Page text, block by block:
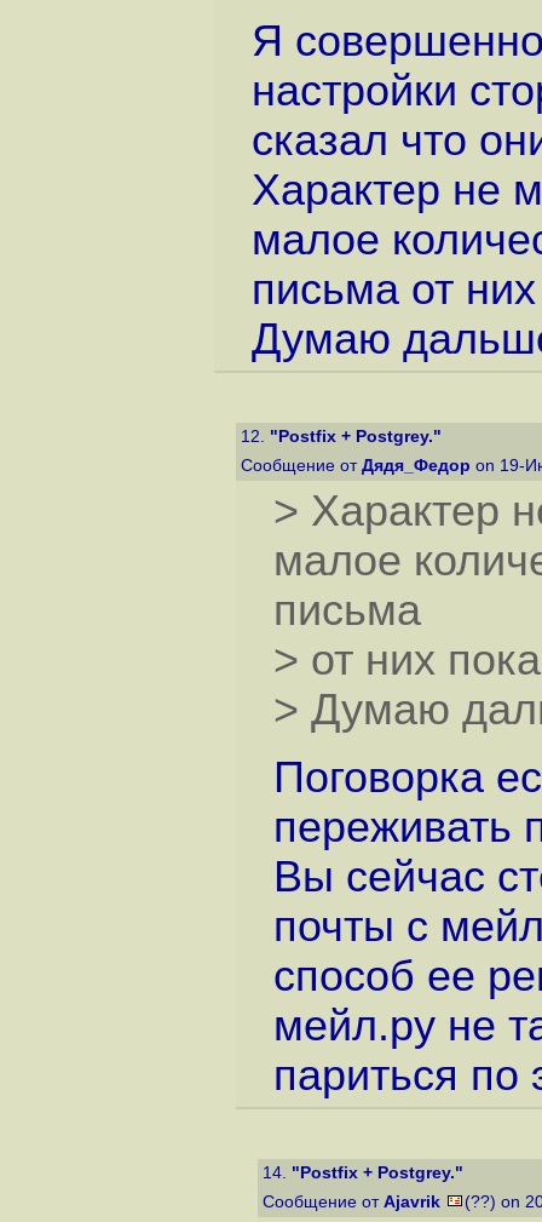
Я
настройки
сказал что
Характер не
малое
письма от
Думаю
12. "Postfix + Postgrey."
Сообщение от Дядя_Федор on 19-
> Характер
малое
письма
> от них
> Думаю
Поговорка
переживать
Вы сейчас
почты с
способ ее
мейл.ру не
париться по
14. "Postfix + Postgrey."
Сообщение от Ajavrik (??) on